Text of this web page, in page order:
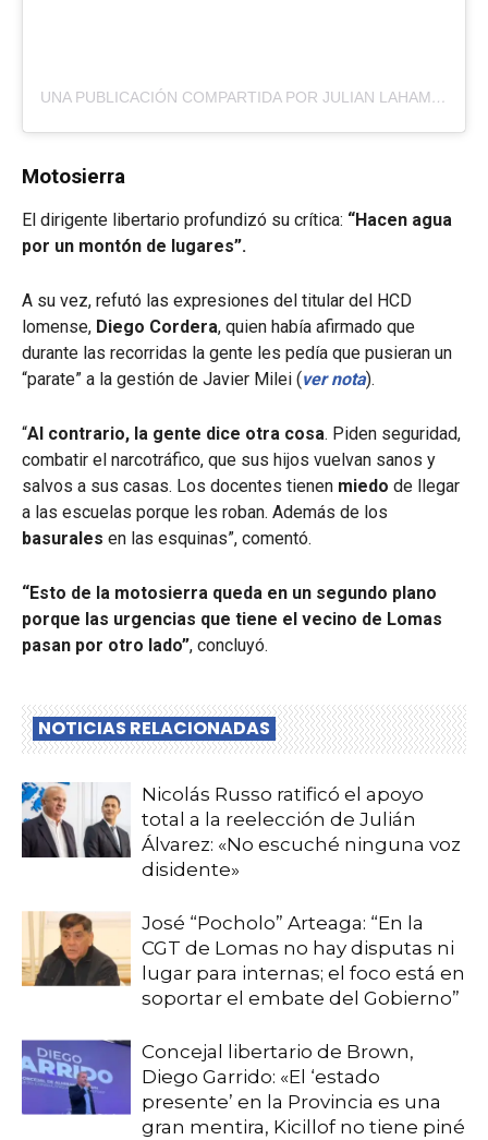
UNA PUBLICACIÓN COMPARTIDA POR JULIAN LAHAM (@JULIANLAHAM_)
Motosierra
El dirigente libertario profundizó su crítica: “Hacen agua
por un montón de lugares”.
A su vez, refutó las expresiones del titular del HCD
lomense, Diego Cordera, quien había afirmado que
durante las recorridas la gente les pedía que pusieran un
“parate” a la gestión de Javier Milei (ver nota).
“Al contrario, la gente dice otra cosa. Piden seguridad,
combatir el narcotráfico, que sus hijos vuelvan sanos y
salvos a sus casas. Los docentes tienen miedo de llegar
a las escuelas porque les roban. Además de los
basurales en las esquinas”, comentó.
“Esto de la motosierra queda en un segundo plano
porque las urgencias que tiene el vecino de Lomas
pasan por otro lado”, concluyó.
NOTICIAS RELACIONADAS
Nicolás Russo ratificó el apoyo
total a la reelección de Julián
Álvarez: «No escuché ninguna voz
disidente»
José “Pocholo” Arteaga: “En la
CGT de Lomas no hay disputas ni
lugar para internas; el foco está en
soportar el embate del Gobierno”
Concejal libertario de Brown,
Diego Garrido: «El ‘estado
presente’ en la Provincia es una
gran mentira, Kicillof no tiene piné